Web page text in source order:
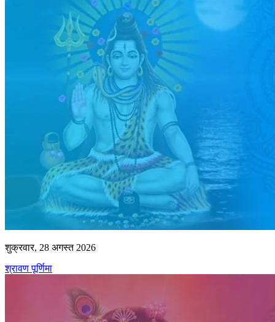
शुक्रवार, 28 अगस्त 2026
श्रावण पूर्णिमा